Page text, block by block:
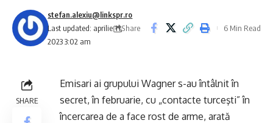
Last updated: aprilie 11,
2023 3:02 am
stefan.alexiu@linkspr.ro
Share
6 Min Read
SHARE
Emisari ai grupului Wagner s-au întâlnit în
secret, în februarie, cu „contacte turceşti” în
încercarea de a face rost de arme, arată